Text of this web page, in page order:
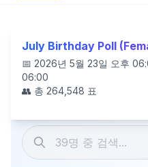
July Birthday Poll
📅 2026년 5월 23일 오후
06:00
👥 총 264,548 표